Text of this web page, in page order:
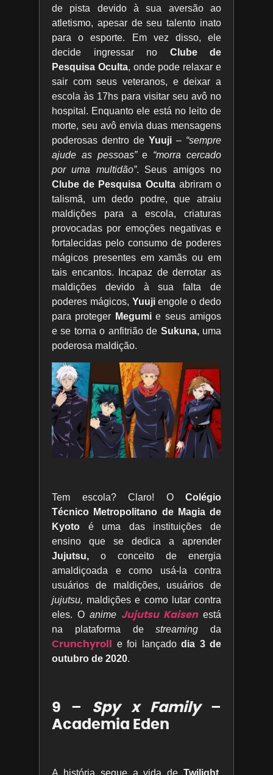
de pista devido à sua aversão ao
atletismo, apesar de seu talento inato
para o esporte. Em vez disso, ele
decide ingressar no Clube de
Pesquisa Oculta, onde pode relaxar e
sair com seus veteranos, e deixar a
escola às 17hs para visitar seu avô no
hospital. Enquanto ele está no leito de
morte, seu avô envia duas mensagens
poderosas dentro de Yuuji – “sempre
ajude as pessoas”e “morra cercado
por uma multidão”. Seus amigos no
Clube de Pesquisa Ocultaabriram o
talismã, um dedo podre, que atraiu
maldições para a escola, criaturas
provocadas por emoções negativas e
fortalecidas pelo consumo de poderes
mágicos presentes em xamãs ou em
tais encantos. Incapaz de derrotar as
maldições devido à sua falta de
poderes mágicos, Yuujiengole o dedo
para proteger Megumie seus amigos
e se torna o anfitrião de Sukuna,uma
poderosa maldição.
Tem escola? Claro! O Colégio
Técnico Metropolitano de Magia de
Kyoto é uma das instituições de
ensino que se dedica a aprender
Jujutsu, o conceito de energia
amaldiçoada e como usá-la contra
usuários de maldições, usuários de
jujutsu, maldições e como lutar contra
eles. O anime Jujutsu Kaisenestá
na plataforma destreaming da
Crunchyroll e foi lançado dia 3 de
outubro de 2020.
9 – Spy x Family–
Academia Eden